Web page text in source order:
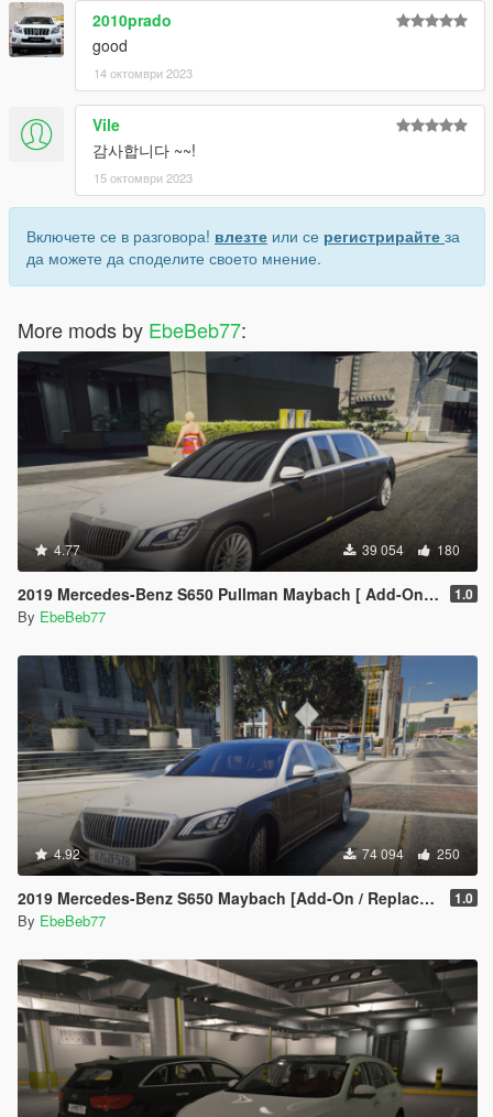
2010prado
good
14 октомври 2023
Vile
감사합니다 ~~!
15 октомври 2023
Включете се в разговора! влезте или се регистрирайте за
да можете да споделите своето мнение.
More mods by EbeBeb77:
4.77 39 054 180
2019 Mercedes-Benz S650 Pullman Maybach [ Add-On / Replace | FiveM ] 1.0
By EbeBeb77
4.92 74 094 250
2019 Mercedes-Benz S650 Maybach [Add-On / Replace | FiveM] 1.0
By EbeBeb77